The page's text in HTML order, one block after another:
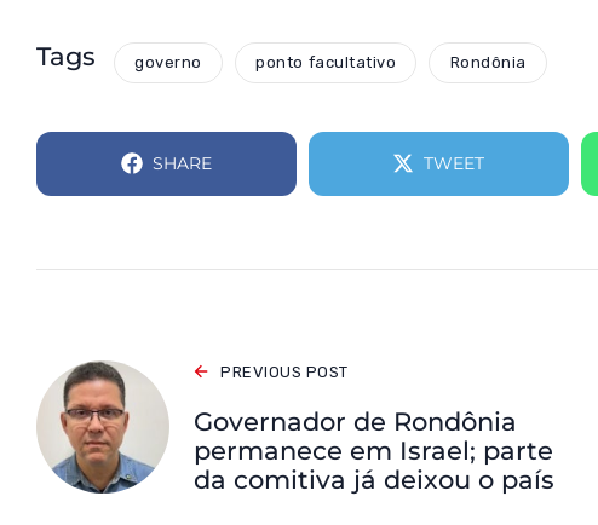
Tags governo ponto facultativo Rondônia
SHARE TWEET
PREVIOUS POST
Governador de Rondônia
permanece em Israel; parte
da comitiva já deixou o país